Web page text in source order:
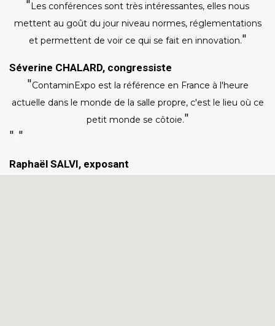
Les conférences sont très intéressantes, elles nous
mettent au goût du jour niveau normes, réglementations
et permettent de voir ce qui se fait en innovation.
Séverine CHALARD, congressiste
ContaminExpo est la référence en France à l'heure
actuelle dans le monde de la salle propre, c'est le lieu où ce
petit monde se côtoie.
Raphaël SALVI, exposant